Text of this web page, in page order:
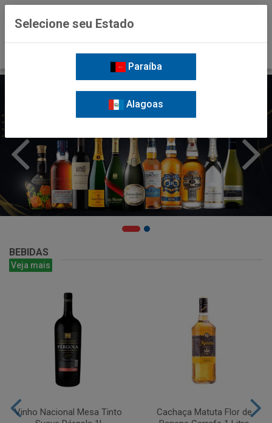
BEBIDAS
Veja mais
Vinho Nacional Mesa Tinto
Cachaça Matuta Flor de
Selecione seu Estado
Paraíba
Alagoas